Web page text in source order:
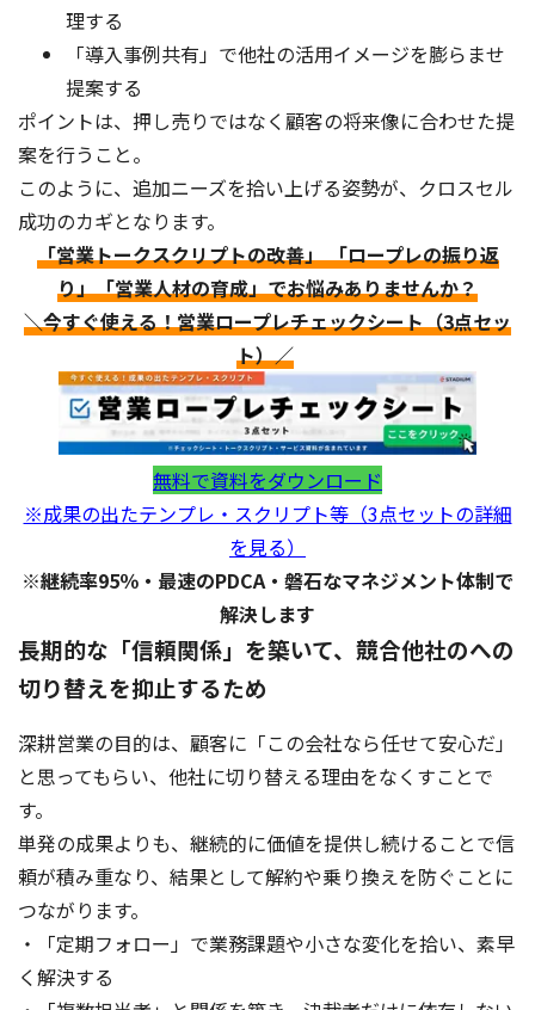
理する
「導入事例共有」で他社の活用イメージを膨らませ
提案する
ポイントは、押し売りではなく顧客の将来像に合わせた提
案を行うこと。
このように、追加ニーズを拾い上げる姿勢が、クロスセル
成功のカギとなります。
「営業トークスクリプトの改善」 「ロープレの振り返
り」「営業人材の育成」でお悩みありませんか？
＼今すぐ使える！営業ロープレチェックシート（3点セッ
ト）／
無料で資料をダウンロード
※成果の出たテンプレ・スクリプト等（3点セットの詳細
を見る）
※継続率95％・最速のPDCA・磐石なマネジメント体制で
解決します
長期的な「信頼関係」を築いて、競合他社のへの
切り替えを抑止するため
深耕営業の目的は、顧客に「この会社なら任せて安心だ」
と思ってもらい、他社に切り替える理由をなくすことで
す。
単発の成果よりも、継続的に価値を提供し続けることで信
頼が積み重なり、結果として解約や乗り換えを防ぐことに
つながります。
・「定期フォロー」で業務課題や小さな変化を拾い、素早
く解決する